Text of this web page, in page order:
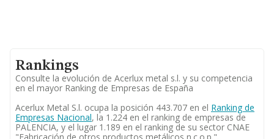
Rankings
Consulte la evolución de Acerlux metal s.l. y su competencia
en el mayor Ranking de Empresas de España
Acerlux Metal S.l. ocupa la posición 443.707 en el Ranking de
Empresas Nacional, la 1.224 en el ranking de empresas de
PALENCIA, y el lugar 1.189 en el ranking de su sector CNAE